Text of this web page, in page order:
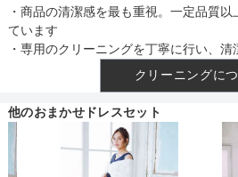
・商品の清潔感を最も重視。一定品質
ています
・専用のクリーニングを丁寧に行い、
クリーニングに
他のおまかせドレスセット